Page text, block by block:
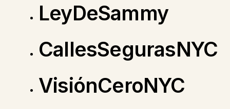
LeyDeSammy
CallesSegurasNYC
VisiónCeroNYC